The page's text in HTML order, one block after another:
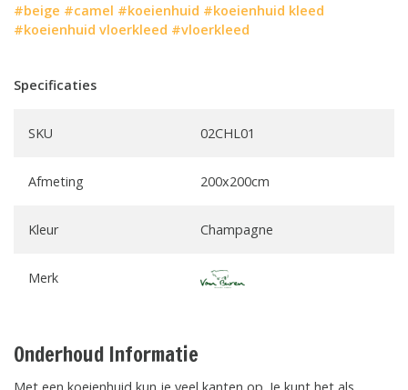
#beige #camel #koeienhuid #koeienhuid kleed
#koeienhuid vloerkleed #vloerkleed
Specificaties
SKU 02CHL01
Afmeting 200x200cm
Kleur Champagne
Merk
Onderhoud Informatie
Met een koeienhuid kun je veel kanten op. Je kunt het als